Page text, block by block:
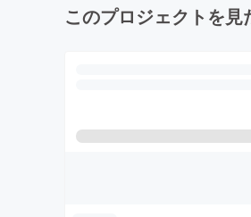
このプロジェクトを